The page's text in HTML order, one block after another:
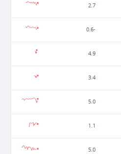
2.7
-0.6
4.9
3.4
5.0
1.1
5.0